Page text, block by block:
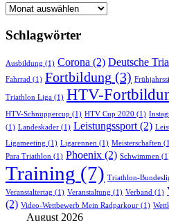
Newsarchiv
Schlagwörter
Ausbildung (1) Corona (2) Deutsche
Fahrrad (1) Fortbildung (3)
Triathlon Liga (1) HTV-
HTV-Schnuppercup (1) HTV Cup 2020 (1)
(1) Landeskader (1) Leistungssport(2)
Ligameeting (1) Ligarennen (1) Meisterschaften
Para Triathlon (1) Phoenix (2) Schwimmen
Training (7) Triathlon-
Veranstaltertag (1) Veranstaltung (1) Verband (1)
(2) Video-Wettbewerb Mein Radparkour (1)
August 2026